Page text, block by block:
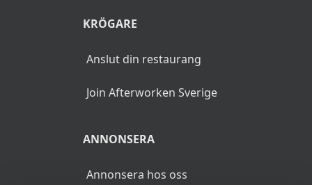
Romprovning